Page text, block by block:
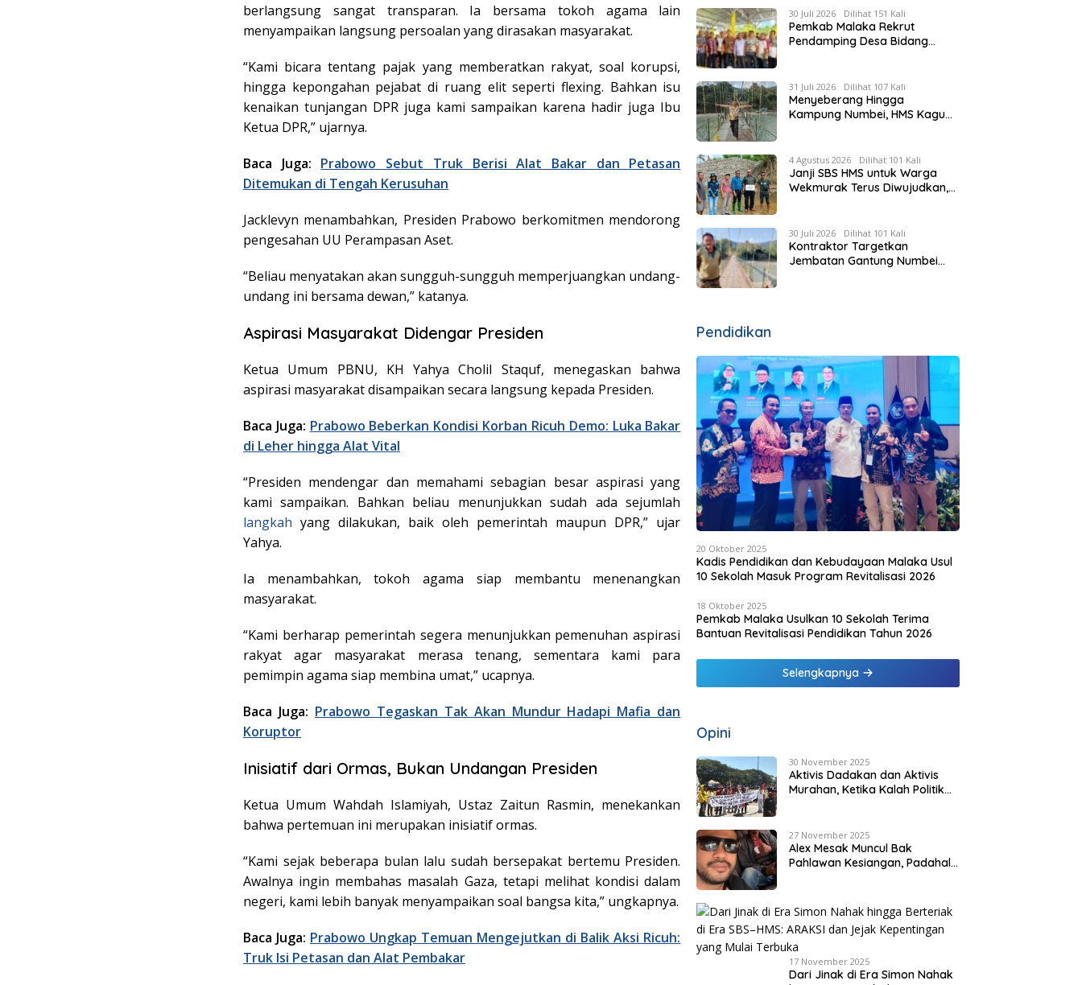
berlangsung sangat transparan. Ia bersama tokoh agama lain
menyampaikan langsung persoalan yang dirasakan masyarakat.
“Kami bicara tentang pajak yang memberatkan rakyat, soal korupsi,
hingga kepongahan pejabat di ruang elit seperti flexing. Bahkan isu
kenaikan tunjangan DPR juga kami sampaikan karena hadir juga Ibu
Ketua DPR,” ujarnya.
Baca Juga: Prabowo Sebut Truk Berisi Alat Bakar dan Petasan
Ditemukan di Tengah Kerusuhan
Jacklevyn menambahkan, Presiden Prabowo berkomitmen mendorong
pengesahan UU Perampasan Aset.
“Beliau menyatakan akan sungguh-sungguh memperjuangkan undang-
undang ini bersama dewan,” katanya.
Aspirasi Masyarakat Didengar Presiden
Ketua Umum PBNU, KH Yahya Cholil Staquf, menegaskan bahwa
aspirasi masyarakat disampaikan secara langsung kepada Presiden.
Baca Juga: Prabowo Beberkan Kondisi Korban Ricuh Demo: Luka Bakar
di Leher hingga Alat Vital
“Presiden mendengar dan memahami sebagian besar aspirasi yang
kami sampaikan. Bahkan beliau menunjukkan sudah ada sejumlah
langkah yang dilakukan, baik oleh pemerintah maupun DPR,” ujar
Yahya.
Ia menambahkan, tokoh agama siap membantu menenangkan
masyarakat.
“Kami berharap pemerintah segera menunjukkan pemenuhan aspirasi
rakyat agar masyarakat merasa tenang, sementara kami para
pemimpin agama siap membina umat,” ucapnya.
Baca Juga: Prabowo Tegaskan Tak Akan Mundur Hadapi Mafia dan
Koruptor
Inisiatif dari Ormas, Bukan Undangan Presiden
Ketua Umum Wahdah Islamiyah, Ustaz Zaitun Rasmin, menekankan
bahwa pertemuan ini merupakan inisiatif ormas.
“Kami sejak beberapa bulan lalu sudah bersepakat bertemu Presiden.
Awalnya ingin membahas masalah Gaza, tetapi melihat kondisi dalam
negeri, kami lebih banyak menyampaikan soal bangsa kita,” ungkapnya.
Baca Juga: Prabowo Ungkap Temuan Mengejutkan di Balik Aksi Ricuh:
Truk Isi Petasan dan Alat Pembakar
Penuhnya ICU RS Tujuan
30 Juli 2026 Dilihat 151 Kali
Pemkab Malaka Rekrut
Pendamping Desa Bidang
Berdasarkan Kompetensi
31 Juli 2026 Dilihat 107 Kali
Menyeberang Hingga
Kampung Numbei, HMS Kagum
Rampung
4 Agustus 2026 Dilihat 101 Kali
Janji SBS HMS untuk Warga
Wekmurak Terus Diwujudkan,
Rp4,57 Miliar
30 Juli 2026 Dilihat 101 Kali
Kontraktor Targetkan
Jembatan Gantung Numbei
Pendidikan
20 Oktober 2025
Kadis Pendidikan dan Kebudayaan Malaka Usul
10 Sekolah Masuk Program Revitalisasi 2026
18 Oktober 2025
Pemkab Malaka Usulkan 10 Sekolah Terima
Bantuan Revitalisasi Pendidikan Tahun 2026
Selengkapnya
Opini
30 November 2025
Aktivis Dadakan dan Aktivis
Murahan, Ketika Kalah Politik
27 November 2025
Alex Mesak Muncul Bak
Pahlawan Kesiangan, Padahal
17 November 2025
Dari Jinak di Era Simon Nahak